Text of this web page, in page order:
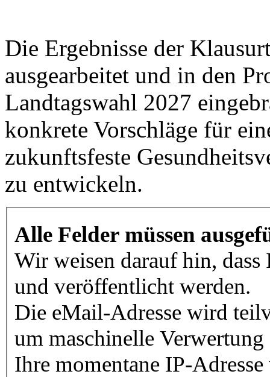
Die Ergebnisse der
ausgearbeitet und in den
Landtagswahl 2027
konkrete Vorschläge für
zukunftsfeste
zu entwickeln.
Alle Felder müssen
Wir weisen darauf hin,
und veröffentlicht werden.
Die eMail-Adresse wird
um maschinelle
Ihre momentane IP-